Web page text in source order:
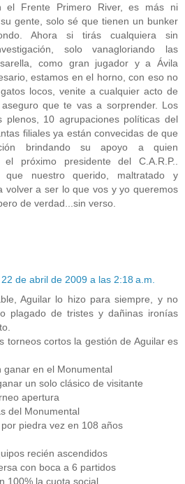
el Frente Primero River, es más ni
gente, solo sé que tienen un bunker
Ahora si tirás cualquiera sin
solo vanagloriando las
como gran jugador y a Ávila
estamos en el horno, con eso no
locos, venite a cualquier acto de
que te vas a sorprender. Los
plenos, 10 agrupaciones políticas del
filiales ya están convecidas de que
brindando su apoyo a quien
próximo presidente del C.A.R.P..
que nuestro querido, maltratado y
volver a ser lo que vos y yo queremos
de verdad...sin verso.
22 de abril de 2009 a las 2:18 a.m.
Aguilar lo hizo para siempre, y no
plagado de tristes y dañinas ironías
torneos cortos la gestión de Aguilar es
ganar en el Monumental
un solo clásico de visitante
apertura
del Monumental
piedra vez en 108 años
recién ascendidos
con boca a 6 partidos
100% la cuota social